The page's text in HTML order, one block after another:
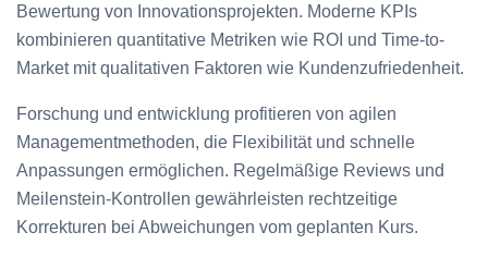
Bewertung von Innovationsprojekten. Moderne KPIs
kombinieren quantitative Metriken wie ROI und Time-to-
Market mit qualitativen Faktoren wie Kundenzufriedenheit.
Forschung und entwicklung profitieren von agilen
Managementmethoden, die Flexibilität und schnelle
Anpassungen ermöglichen. Regelmäßige Reviews und
Meilenstein-Kontrollen gewährleisten rechtzeitige
Korrekturen bei Abweichungen vom geplanten Kurs.